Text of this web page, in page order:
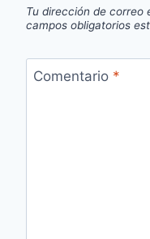
Tu dirección de correo
campos obligatorios
Comentario *